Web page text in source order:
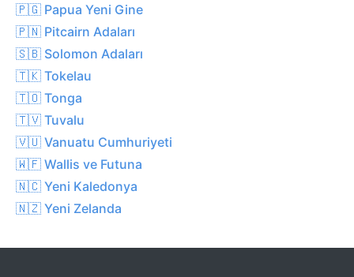
🇵🇬 Papua Yeni Gine
🇵🇳 Pitcairn Adaları
🇸🇧 Solomon Adaları
🇹🇰 Tokelau
🇹🇴 Tonga
🇹🇻 Tuvalu
🇻🇺 Vanuatu Cumhuriyeti
🇼🇫 Wallis ve Futuna
🇳🇨 Yeni Kaledonya
🇳🇿 Yeni Zelanda